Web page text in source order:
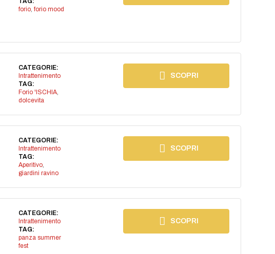
forio, forio mood
CATEGORIE:
Intrattenimento
TAG:
Forio 'ISCHIA,
dolcevita
SCOPRI
CATEGORIE:
Intrattenimento
TAG:
Aperitivo,
giardini ravino
SCOPRI
CATEGORIE:
Intrattenimento
TAG:
panza summer
fest
SCOPRI